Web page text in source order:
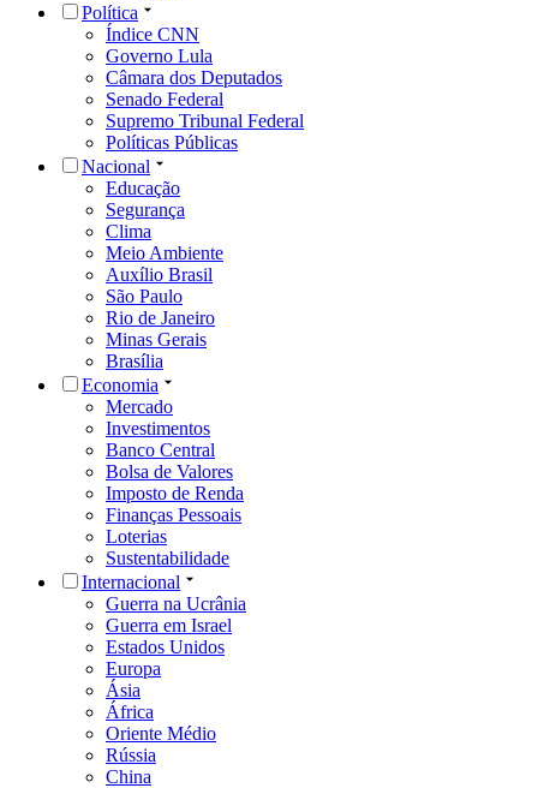
Política
Índice CNN
Governo Lula
Câmara dos Deputados
Senado Federal
Supremo Tribunal Federal
Políticas Públicas
Nacional
Educação
Segurança
Clima
Meio Ambiente
Auxílio Brasil
São Paulo
Rio de Janeiro
Minas Gerais
Brasília
Economia
Mercado
Investimentos
Banco Central
Bolsa de Valores
Imposto de Renda
Finanças Pessoais
Loterias
Sustentabilidade
Internacional
Guerra na Ucrânia
Guerra em Israel
Estados Unidos
Europa
Ásia
África
Oriente Médio
Rússia
China